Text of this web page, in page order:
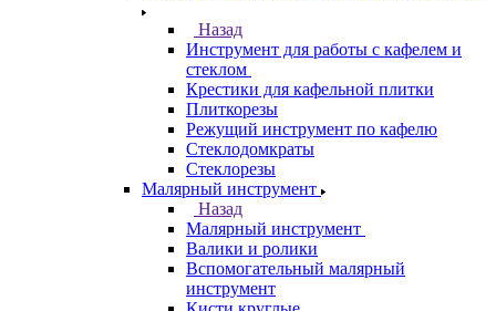
Назад
Инструмент для работы с кафелем и
стеклом
Крестики для кафельной плитки
Плиткорезы
Режущий инструмент по кафелю
Стеклодомкраты
Стеклорезы
Малярный инструмент
Назад
Малярный инструмент
Валики и ролики
Вспомогательный малярный
инструмент